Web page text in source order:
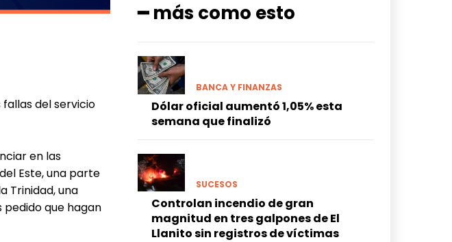
del servicio
en las
Este, una parte
Trinidad, una
pedido que hagan
━ más como esto
BANCA Y FINANZAS
Dólar oficial aumentó 1,05% esta
semana que finalizó
SUCESOS
Controlan incendio de gran
magnitud en tres galpones de El
Llanito sin registros de víctimas